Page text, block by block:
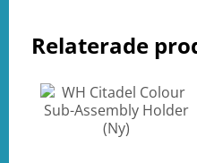
Relaterade